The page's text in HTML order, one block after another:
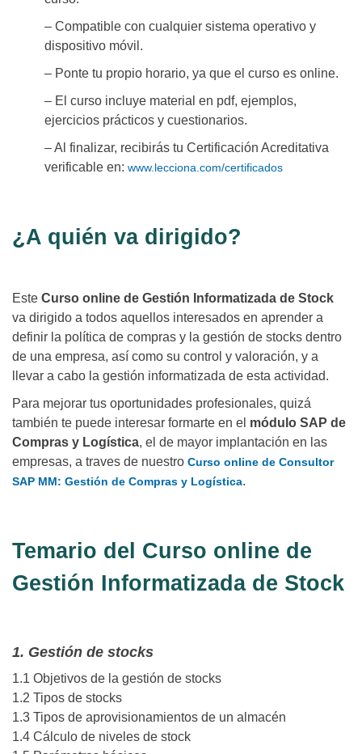
– Compatible con cualquier sistema operativo y
dispositivo móvil.
– Ponte tu propio horario, ya que el curso es online.
– El curso incluye material en pdf, ejemplos,
ejercicios prácticos y cuestionarios.
– Al finalizar, recibirás tu Certificación Acreditativa
verificable en: www.lecciona.com/certificados
¿A quién va dirigido?
Este Curso online de Gestión Informatizada de Stock
va dirigido a todos aquellos interesados en aprender a
definir la política de compras y la gestión de stocks dentro
de una empresa, así como su control y valoración, y a
llevar a cabo la gestión informatizada de esta actividad.
Para mejorar tus oportunidades profesionales, quizá
también te puede interesar formarte en el módulo SAP de
Compras y Logística, el de mayor implantación en las
empresas, a traves de nuestro Curso online de Consultor
SAP MM: Gestión de Compras y Logística.
Temario del Curso online de
Gestión Informatizada de Stock
1. Gestión de stocks
1.1 Objetivos de la gestión de stocks
1.2 Tipos de stocks
1.3 Tipos de aprovisionamientos de un almacén
1.4 Cálculo de niveles de stock